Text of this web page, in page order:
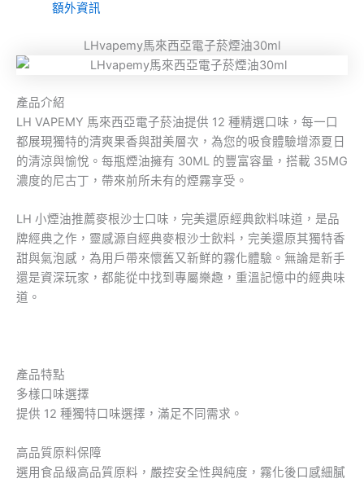
額外資訊
LHvapemy馬來西亞電子菸煙油30ml
產品介紹
LH VAPEMY 馬來西亞電子菸油提供 12 種精選口味，每一口
都展現獨特的清爽果香與甜美層次，為您的吸食體驗增添夏日
的清涼與愉悅。每瓶煙油擁有 30ML 的豐富容量，搭載 35MG
濃度的尼古丁，帶來前所未有的煙霧享受。
LH 小煙油推薦麥根沙士口味，完美還原經典飲料味道，是品
牌經典之作，靈感源自經典麥根沙士飲料，完美還原其獨特香
甜與氣泡感，為用戶帶來懷舊又新鮮的霧化體驗。無論是新手
還是資深玩家，都能從中找到專屬樂趣，重溫記憶中的經典味
道。
產品特點
多樣口味選擇
提供 12 種獨特口味選擇，滿足不同需求。
高品質原料保障
選用食品級高品質原料，嚴控安全性與純度，霧化後口感細膩